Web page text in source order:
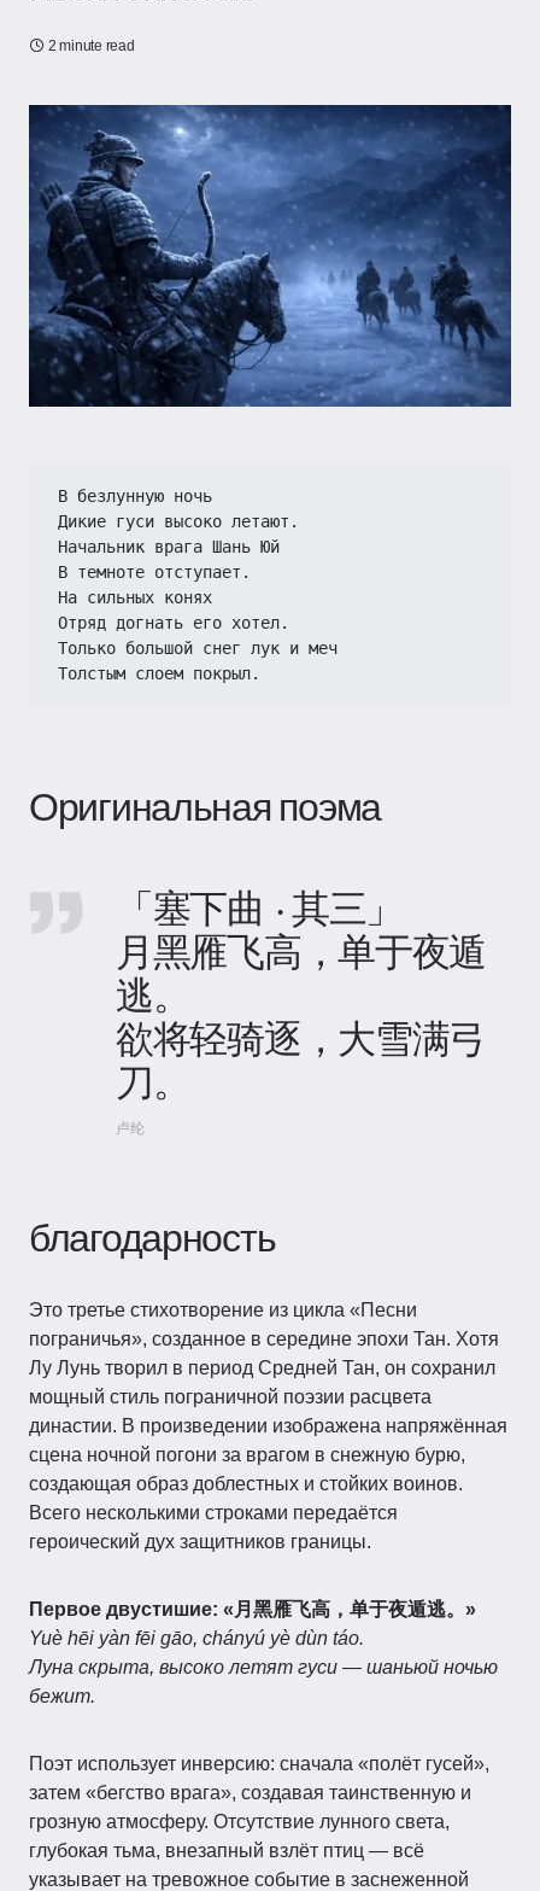
2 minute read
В безлунную ночь
Дикие гуси высоко летают.
Начальник врага Шань Юй
В темноте отступает.
На сильных конях
Отряд догнать его хотел.
Только большой снег лук и меч
Толстым слоем покрыл.
Оригинальная поэма
「塞下曲 · 其三」
月黑雁飞高，单于夜遁
逃。
欲将轻骑逐，大雪满弓
刀。
卢纶
благодарность
Это третье стихотворение из цикла «Песни
пограничья», созданное в середине эпохи Тан. Хотя
Лу Лунь творил в период Средней Тан, он сохранил
мощный стиль пограничной поэзии расцвета
династии. В произведении изображена напряжённая
сцена ночной погони за врагом в снежную бурю,
создающая образ доблестных и стойких воинов.
Всего несколькими строками передаётся
героический дух защитников границы.
Первое двустишие: «月黑雁飞高，单于夜遁逃。»
Yuè hēi yàn fēi gāo, chányú yè dùn táo.
Луна скрыта, высоко летят гуси — шаньюй ночью
бежит.
Поэт использует инверсию: сначала «полёт гусей»,
затем «бегство врага», создавая таинственную и
грозную атмосферу. Отсутствие лунного света,
глубокая тьма, внезапный взлёт птиц — всё
указывает на тревожное событие в заснеженной